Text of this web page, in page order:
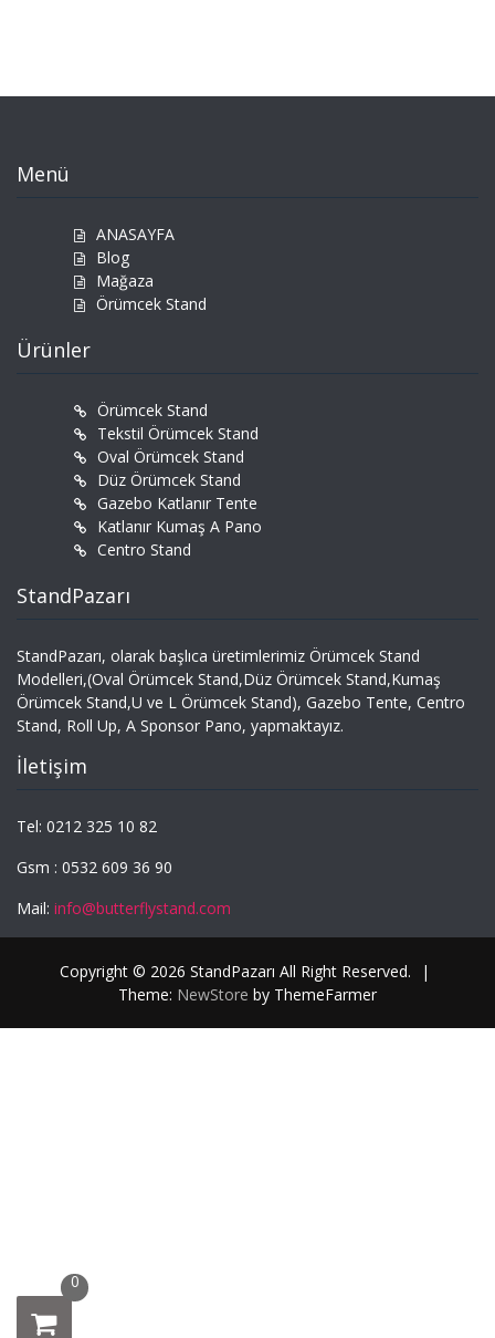
Menü
ANASAYFA
Blog
Mağaza
Örümcek Stand
Ürünler
Örümcek Stand
Tekstil Örümcek Stand
Oval Örümcek Stand
Düz Örümcek Stand
Gazebo Katlanır Tente
Katlanır Kumaş A Pano
Centro Stand
StandPazarı
StandPazarı, olarak başlıca üretimlerimiz Örümcek Stand
Modelleri,(Oval Örümcek Stand,Düz Örümcek Stand,Kumaş
Örümcek Stand,U ve L Örümcek Stand), Gazebo Tente, Centro
Stand, Roll Up, A Sponsor Pano, yapmaktayız.
İletişim
Tel: 0212 325 10 82
Gsm : 0532 609 36 90
Mail: info@butterflystand.com
Copyright © 2026 StandPazarı All Right Reserved.
|
Theme: NewStore by ThemeFarmer
0